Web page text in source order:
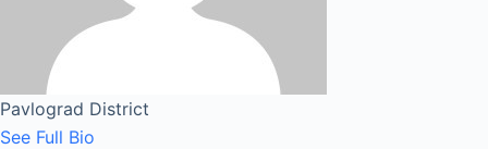
Pavlograd District
See Full Bio